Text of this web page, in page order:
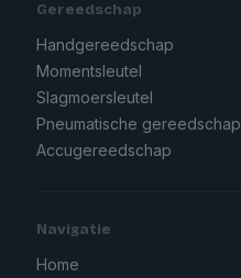
Gereedschap
Handgereedschap
Momentsleutel
Slagmoersleutel
Pneumatische gereedschap
Accugereedschap
Navigatie
Home